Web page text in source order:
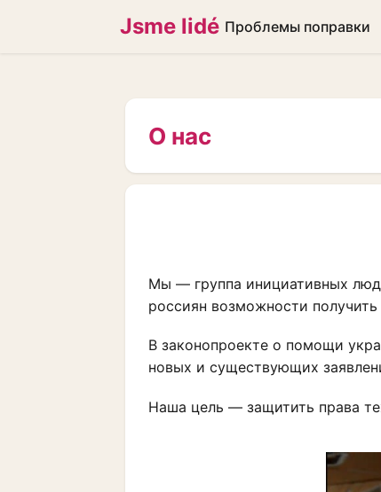
Jsme lidé Проблемы поправки
О нас
Мы — группа инициативных
россиян возможности
В законопроекте о помощи
новых и существующих
Наша цель — защитить права